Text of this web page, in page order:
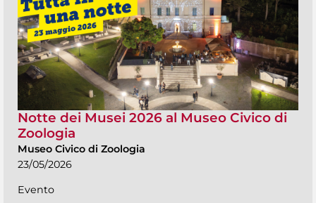
Notte dei Musei 2026 al Museo Civico di
Zoologia
Museo Civico di Zoologia
23/05/2026
Evento